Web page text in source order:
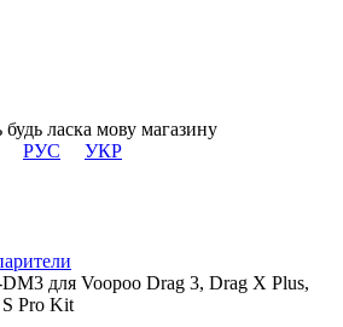
будь ласка мову магазину
РУС
УКР
для Voopoo Drag 3, Drag X Plus,
Pro Kit